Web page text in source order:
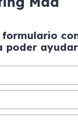
formulario
poder